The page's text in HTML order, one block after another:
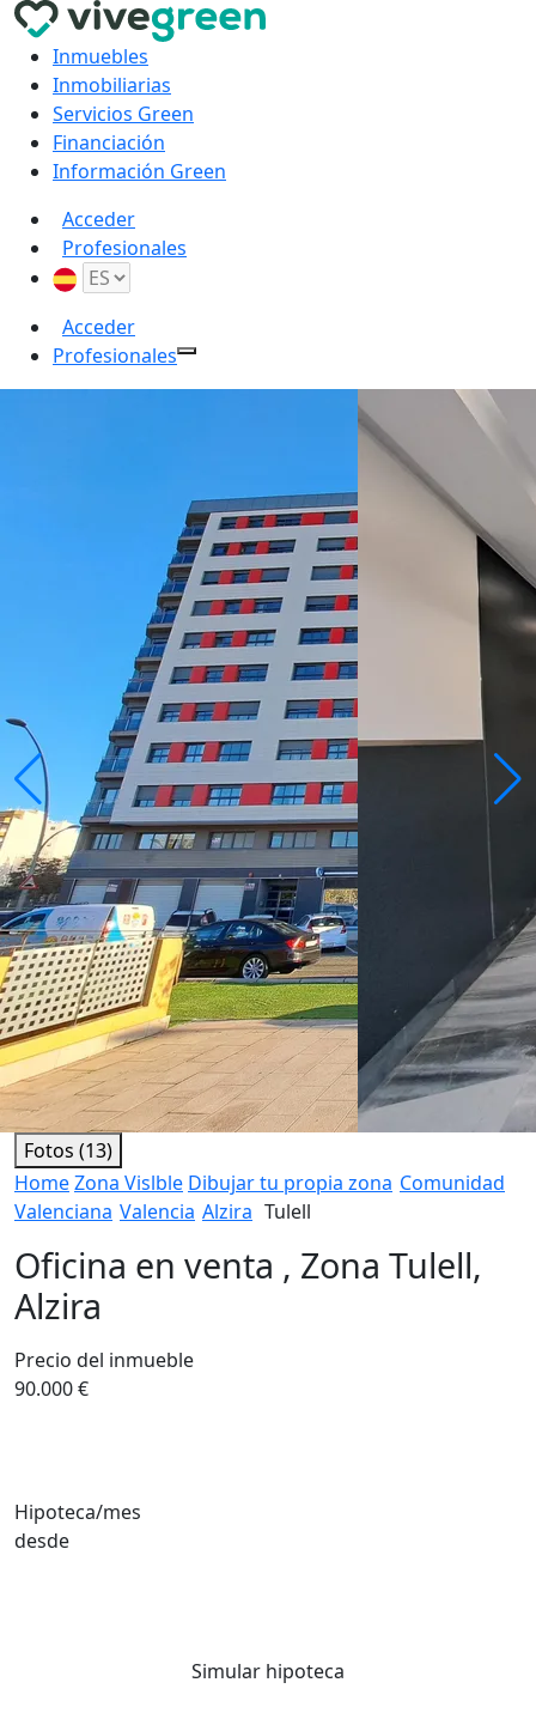
Inmuebles
Inmobiliarias
Servicios Green
Financiación
Información Green
Acceder
Profesionales
Acceder
Profesionales
Fotos (13)
HomeZona Vislble Dibujar tu propia zona Comunidad
Valenciana Valencia Alzira Tulell
Oficina en venta , Zona Tulell,
Alzira
Precio del inmueble
90.000 €
Hipoteca/mes
desde
Simular hipoteca